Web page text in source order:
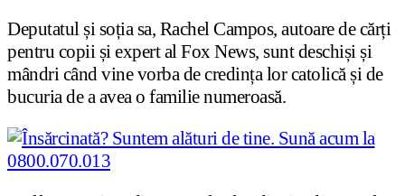
Deputatul și soția sa, Rachel Campos, autoare de cărți
pentru copii și expert al Fox News, sunt deschiși și
mândri când vine vorba de credința lor catolică și de
bucuria de a avea o familie numeroasă.